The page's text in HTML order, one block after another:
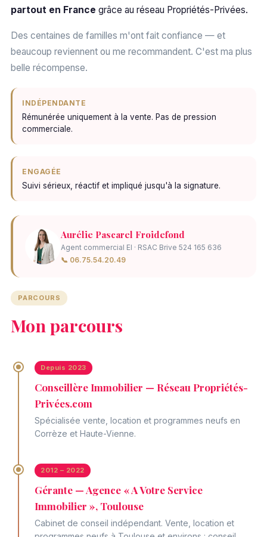
partout en France grâce au réseau Propriétés-Privées.
Des centaines de familles m'ont fait confiance — et
beaucoup reviennent ou me recommandent. C'est ma plus
belle récompense.
INDÉPENDANTE
Rémunérée uniquement à la vente. Pas de pression
commerciale.
ENGAGÉE
Suivi sérieux, réactif et impliqué jusqu'à la signature.
Aurélie Pascarel Froidefond
Agent commercial EI · RSAC Brive 524 165 636
📞 06.75.54.20.49
PARCOURS
Mon parcours
Depuis 2023
Conseillère Immobilier — Réseau Propriétés-
Privées.com
Spécialisée vente, location et programmes neufs en
Corrèze et Haute-Vienne.
2012 – 2022
Gérante — Agence « A Votre Service
Immobilier », Toulouse
Cabinet de conseil indépendant. Vente, location et